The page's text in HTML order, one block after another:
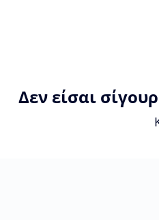
Δεν είσαι